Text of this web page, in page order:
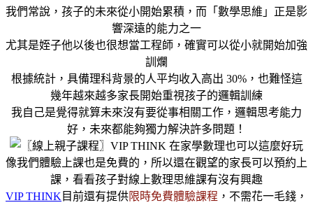
我們常說，孩子的未來從小開始累積，而「數學思維」正是影
響深遠的能力之一
尤其是姪子他以後也很想當工程師，確實可以從小就開始加強
訓爛
根據統計，具備理科背景的人平均收入高出 30%，也難怪這
幾年越來越多家長開始重視孩子的邏輯訓練
我自己是覺得就算未來沒有要從事相關工作，邏輯思考能力
好，未來都能夠獨力解決許多問題！
像我們體驗上課也是免費的，所以還在觀望的家長可以預約上
課，看看孩子對線上數理思維課有沒有興趣
VIP THINK 目前還有提供限時免費體驗課程 ，不需花一毛錢，